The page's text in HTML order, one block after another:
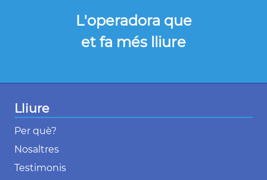
L'operadora que
et fa més lliure
Lliure
Per què?
Nosaltres
Testimonis